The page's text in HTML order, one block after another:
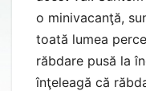
o minivacanţă,
toată lumea
răbdare pusă la
înţeleagă că